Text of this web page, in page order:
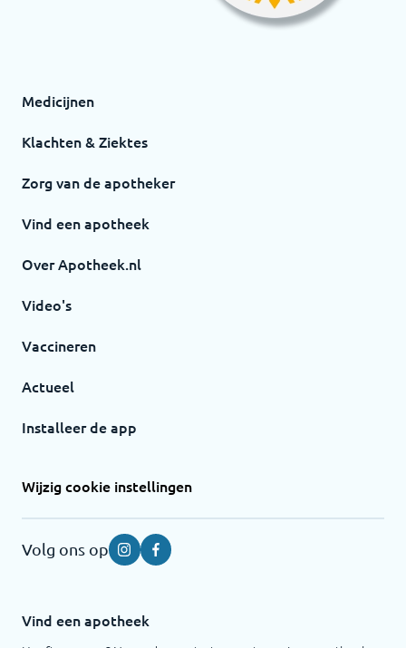
Medicijnen
Klachten & Ziektes
Zorg van de apotheker
Vind een apotheek
Over Apotheek.nl
Video's
Vaccineren
Actueel
Installeer de app
Wijzig cookie instellingen
Volg ons op InstagramFacebook
Vind een apotheek